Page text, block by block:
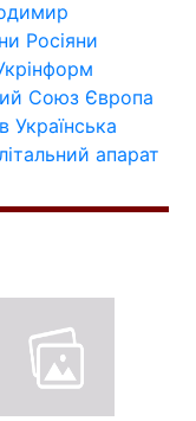
Росіяни
Союз Європа
Українська
апарат